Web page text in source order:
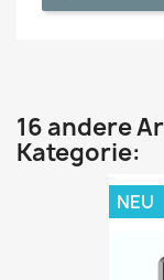
16 andere
Kategorie:
NEU